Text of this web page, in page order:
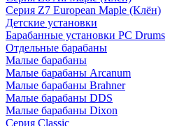
Серия Z7 European Maple (Клён)
Детские установки
Барабанные установки PC Drums
Отдельные барабаны
Малые барабаны
Малые барабаны Arcanum
Малые барабаны Brahner
Малые барабаны DDS
Малые барабаны Dixon
Серия Classic